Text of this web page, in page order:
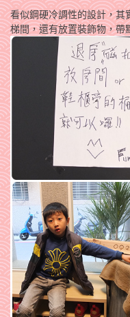
看似鋼硬冷調性的設計，其
梯間，還有放置裝飾物，帶